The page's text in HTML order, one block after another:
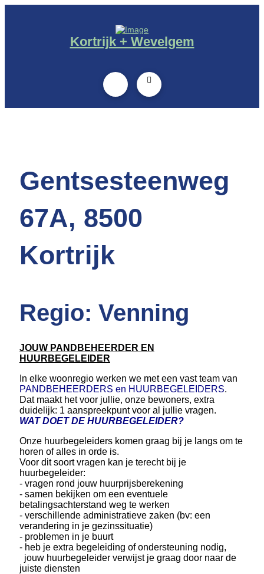
Kortrijk + Wevelgem
Gentsesteenweg
67A, 8500
Kortrijk
Regio: Venning
JOUW PANDBEHEERDER EN
HUURBEGELEIDER
In elke woonregio werken we met een vast team van
PANDBEHEERDERS en HUURBEGELEIDERS.
Dat maakt het voor jullie, onze bewoners, extra
duidelijk: 1 aanspreekpunt voor al jullie vragen.
WAT DOET DE HUURBEGELEIDER?
Onze huurbegeleiders komen graag bij je langs om te
horen of alles in orde is.
Voor dit soort vragen kan je terecht bij je
huurbegeleider:
- vragen rond jouw huurprijsberekening
- samen bekijken om een eventuele
betalingsachterstand weg te werken
- verschillende administratieve zaken (bv: een
verandering in je gezinssituatie)
- problemen in je buurt
- heb je extra begeleiding of ondersteuning nodig,
jouw huurbegeleider verwijst je graag door naar de
juiste diensten